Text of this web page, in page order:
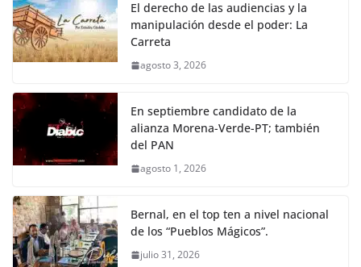
El derecho de las audiencias y la
manipulación desde el poder: La
Carreta
agosto 3, 2026
En septiembre candidato de la
alianza Morena-Verde-PT; también
del PAN
agosto 1, 2026
Bernal, en el top ten a nivel nacional
de los “Pueblos Mágicos”.
julio 31, 2026